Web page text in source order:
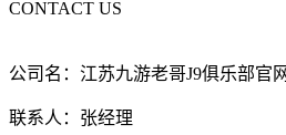
CONTACT US
公司名：江苏九游老哥J9俱乐部官
联系人：张经理